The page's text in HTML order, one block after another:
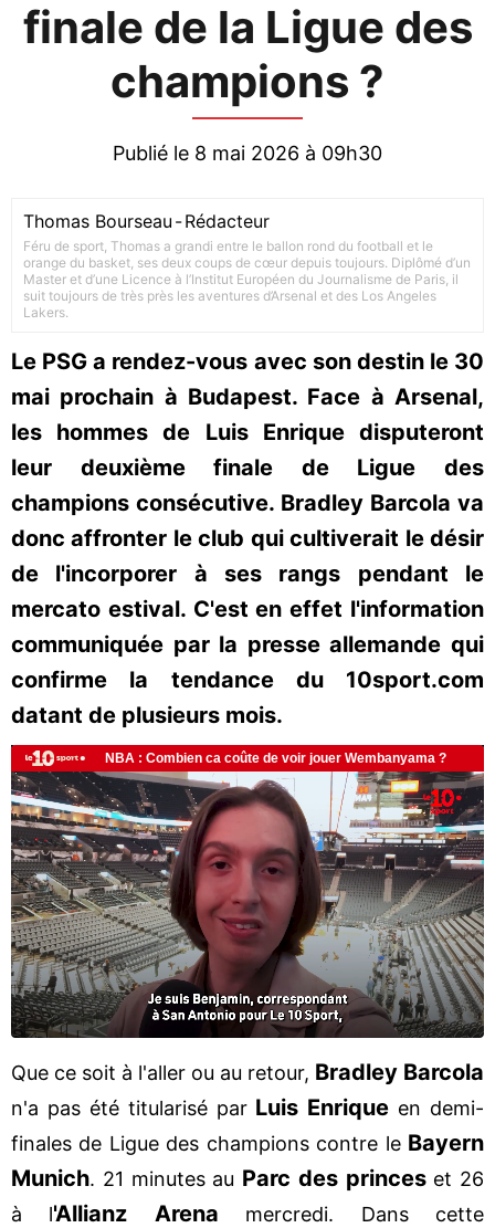
finale de la Ligue des
champions ?
Publié le 8 mai 2026 à 09h30
Thomas Bourseau -Rédacteur
Féru de sport, Thomas a grandi entre le ballon rond du football et le
orange du basket, ses deux coups de cœur depuis toujours. Diplômé d’un
Master et d’une Licence à l’Institut Européen du Journalisme de Paris, il
suit toujours de très près les aventures d’Arsenal et des Los Angeles
Lakers.
Le PSG a rendez-vous avec son destin le 30
mai prochain à Budapest. Face à Arsenal,
les hommes de Luis Enrique disputeront
leur deuxième finale de Ligue des
champions consécutive. Bradley Barcola va
donc affronter le club qui cultiverait le désir
de l'incorporer à ses rangs pendant le
mercato estival. C'est en effet l'information
communiquée par la presse allemande qui
confirme la tendance du 10sport.com
datant de plusieurs mois.
Que ce soit à l'aller ou au retour, Bradley Barcola
n'a pas été titularisé par Luis Enrique en demi-
finales de Ligue des champions contre le Bayern
Munich. 21 minutes au Parc des princes et 26
à l'Allianz Arena
mercredi. Dans cette